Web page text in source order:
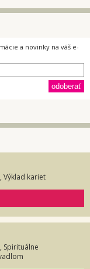
a novinky na váš e-
Výklad kariet
Spirituálne